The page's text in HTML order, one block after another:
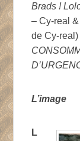
Brads !
– Cy-real
de Cy-real)
L’image
L